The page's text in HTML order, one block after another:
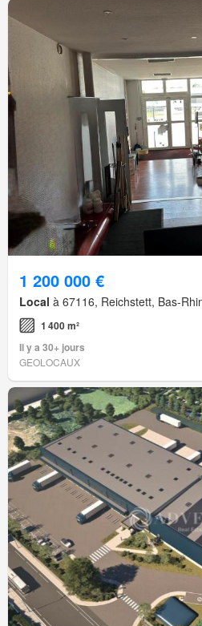
1 200 000 €
Local à 67116, Reichstett, Bas-
1 400 m²
Il y a 30+ jours
GEOLOCAUX